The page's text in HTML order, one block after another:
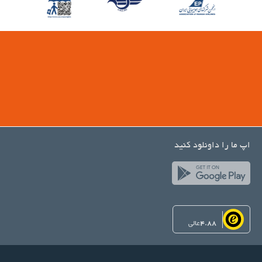
اپ ما را داونلود کنید
4.88عالی